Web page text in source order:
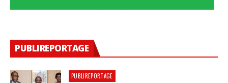
PUBLIREPORTAGE
PUBLIREPORTAGE